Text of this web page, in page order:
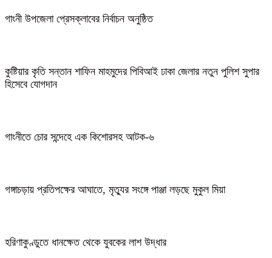
গাংনী উপজেলা প্রেসক্লাবের নির্বাচন অনুষ্ঠিত
কুষ্টিয়ার কৃতি সন্তান শাফিন মাহমুদের পিবিআই ঢাকা জেলার নতুন পুলিশ সুপার
হিসেবে যোগদান
গাংনীতে চোর সন্দেহে এক কিশোরসহ আটক-৬
গঙ্গাচড়ায় প্রতিপক্ষের আঘাতে, মৃত্যুর সংঙ্গে পাঞ্জা লড়ছে মুকুল মিয়া
হরিণাকুণ্ডুতে ধানক্ষেত থেকে যুবকের লাশ উদ্ধার